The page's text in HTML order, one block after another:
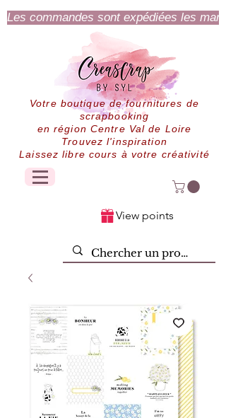
Les commandes sont expédiées les
Votre boutique de fournitures de
scrapbooking
en région Centre Val de Loire
Trouvez l'inspiration
Laissez libre cours à votre créativité
View points